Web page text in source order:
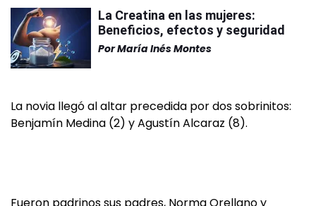
La Creatina en las mujeres:
Beneficios, efectos y seguridad
PorMaría Inés Montes
La novia llegó al altar precedida por dos sobrinitos:
Benjamín Medina (2) y Agustín Alcaraz (8).